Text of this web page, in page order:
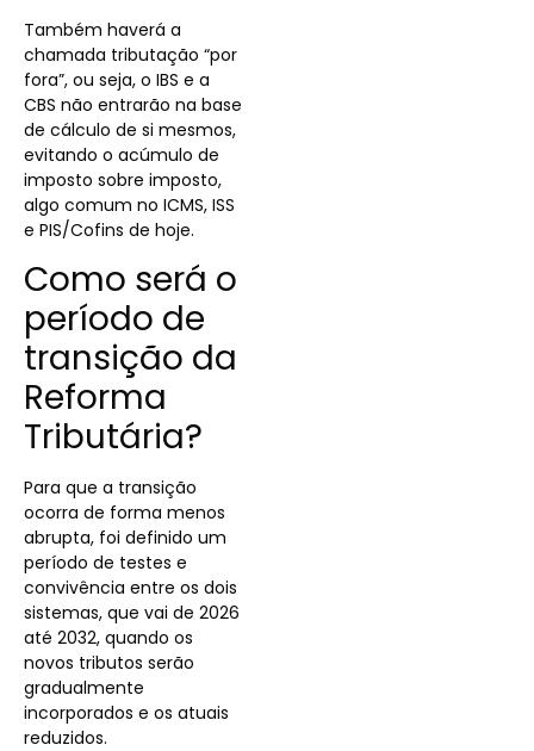
Também haverá a
chamada tributação “por
fora”, ou seja, o IBS e a
CBS não entrarão na base
de cálculo de si mesmos,
evitando o acúmulo de
imposto sobre imposto,
algo comum no ICMS, ISS
e PIS/Cofins de hoje.
Como será o
período de
transição da
Reforma
Tributária?
Para que a transição
ocorra de forma menos
abrupta, foi definido um
período de testes e
convivência entre os dois
sistemas, que vai de 2026
até 2032, quando os
novos tributos serão
gradualmente
incorporados e os atuais
reduzidos.